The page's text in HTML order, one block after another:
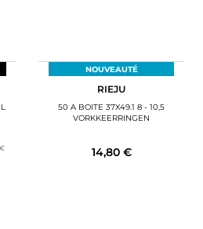
ONS OPNEMEN
NOUVEAUTÉ
RIEJU
50 A BOITE 37X49.1 8 - 10,5
VORKKEERRINGEN
14,80 €